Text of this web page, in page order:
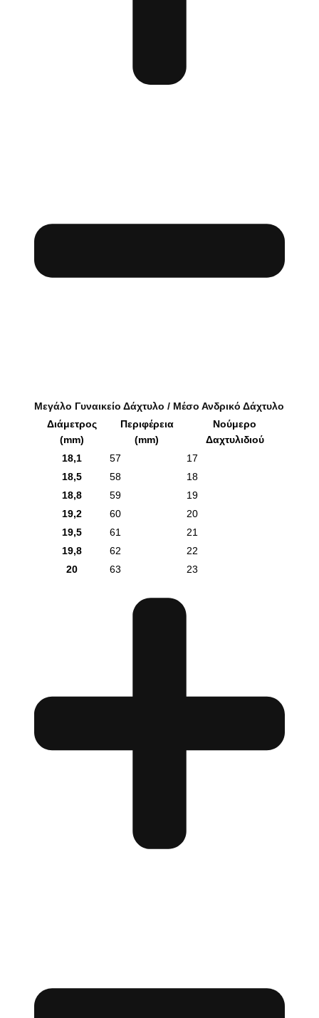
Μεγάλο Γυναικείο Δάχτυλο / Μέσο Ανδρικό Δάχτυλο
Διάμετρος
(mm)
Περιφέρεια
(mm)
Νούμερο
Δαχτυλιδιού
18,1
57
17
18,5
58
18
18,8
59
19
19,2
60
20
19,5
61
21
19,8
62
22
20
63 23